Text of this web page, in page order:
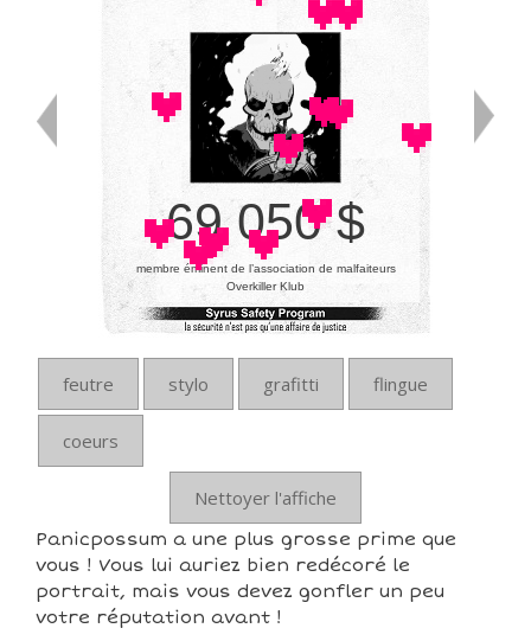
69 050 $
membre éminent de l’association de malfaiteurs
Overkiller Klub
feutre stylo grafitti flingue
coeurs
Nettoyer l'affiche
Panicpossum a une plus grosse prime que
vous ! Vous lui auriez bien redécoré le
portrait, mais vous devez gonfler un peu
votre réputation avant !